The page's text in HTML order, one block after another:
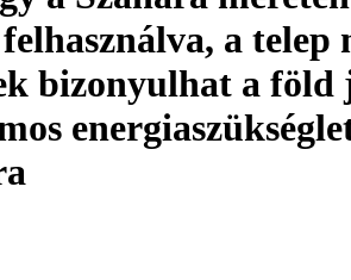
a telep
bizonyulhat a föld